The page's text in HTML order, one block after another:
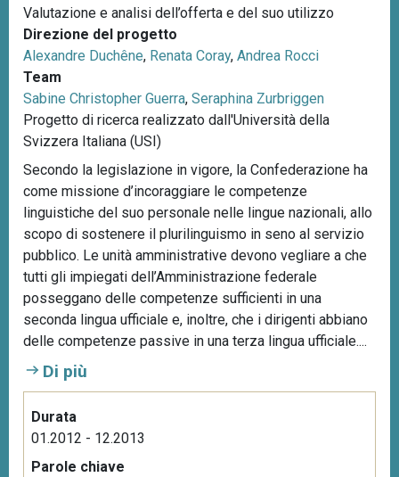
Valutazione e analisi dell’offerta e del suo utilizzo
Direzione del progetto
Alexandre Duchêne, Renata Coray, Andrea Rocci
Team
Sabine Christopher Guerra, Seraphina Zurbriggen
Progetto di ricerca realizzato dall'Università della
Svizzera Italiana (USI)
Secondo la legislazione in vigore, la Confederazione ha
come missione d’incoraggiare le competenze
linguistiche del suo personale nelle lingue nazionali, allo
scopo di sostenere il plurilinguismo in seno al servizio
pubblico. Le unità amministrative devono vegliare a che
tutti gli impiegati dell’Amministrazione federale
posseggano delle competenze sufficienti in una
seconda lingua ufficiale e, inoltre, che i dirigenti abbiano
delle competenze passive in una terza lingua ufficiale....
Di più
Durata
01.2012 - 12.2013
Parole chiave